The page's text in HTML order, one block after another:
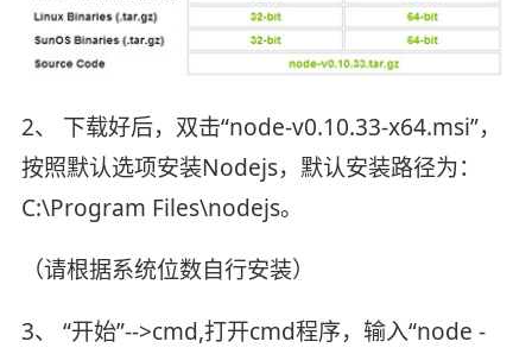
2、 下载好后，双击“node-v0.10.33-x64.msi”，
按照默认选项安装Nodejs，默认安装路径为：
C:\Program Files\nodejs。
（请根据系统位数自行安装）
3、 “开始”-->cmd,打开cmd程序，输入“node -